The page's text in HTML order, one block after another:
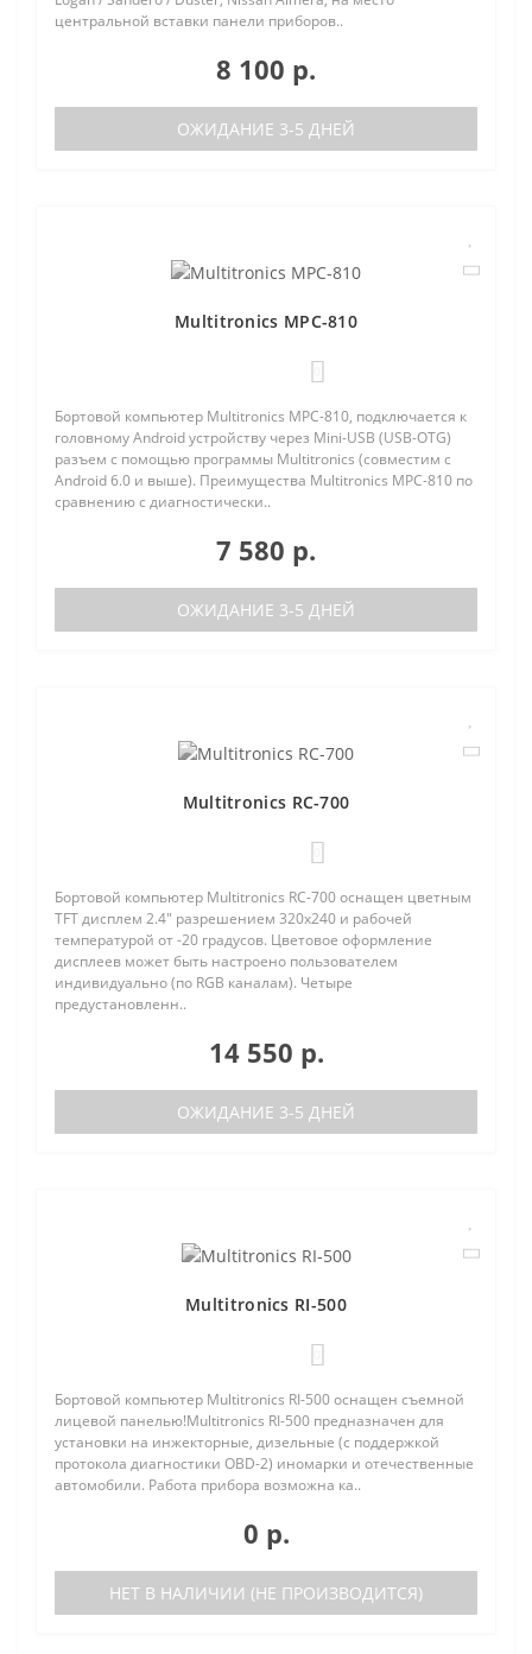
центральной вставки панели приборов..
8 100 р.
ОЖИДАНИЕ 3-5 ДНЕЙ
Multitronics MPC-810
Бортовой компьютер Multitronics MPC-810, подключается к
головному Android устройству через Mini-USB (USB-OTG)
разъем с помощью программы Multitronics (совместим с
Android 6.0 и выше). Преимущества Multitronics MPC-810 по
сравнению с диагностически..
7 580 р.
ОЖИДАНИЕ 3-5 ДНЕЙ
Multitronics RC-700
Бортовой компьютер Multitronics RC-700 оснащен цветным
TFT дисплем 2.4" разрешением 320х240 и рабочей
температурой от -20 градусов. Цветовое оформление
дисплеев может быть настроено пользователем
индивидуально (по RGB каналам). Четыре
предустановленн..
14 550 р.
ОЖИДАНИЕ 3-5 ДНЕЙ
Multitronics RI-500
Бортовой компьютер Multitronics RI-500 оснащен съемной
лицевой панелью!Multitronics RI-500 предназначен для
установки на инжекторные, дизельные (с поддержкой
протокола диагностики OBD-2) иномарки и отечественные
автомобили. Работа прибора возможна ка..
0 р.
НЕТ В НАЛИЧИИ (НЕ ПРОИЗВОДИТСЯ)